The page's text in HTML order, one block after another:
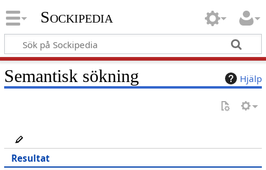
Sockipedia
Hjälp
Semantisk sökning
Resultat